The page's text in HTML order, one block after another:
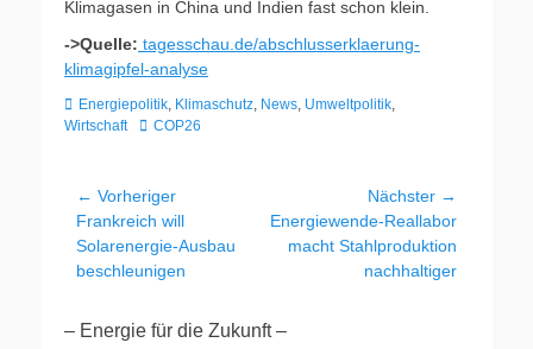
Klimagasen in China und Indien fast schon klein.
->Quelle: tagesschau.de/abschlusserklaerung-
klimagipfel-analyse
Kategorien
Energiepolitik, Klimaschutz, News, Umweltpolitik,
Wirtschaft
Schlagworte
COP26
Beitragsnavigation
← Vorheriger
Vorheriger
Beitrag:
Frankreich will
Solarenergie-Ausbau
beschleunigen
Nächster →
Nächster
Beitrag:
Energiewende-Reallabor
macht Stahlproduktion
nachhaltiger
– Energie für die Zukunft –